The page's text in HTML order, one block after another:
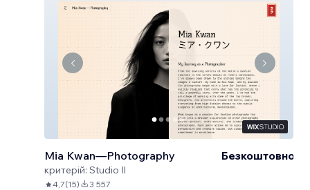
Mia Kwan—Photography
критерій: Studio Il
Безкоштовно
4,7(15) 3 557